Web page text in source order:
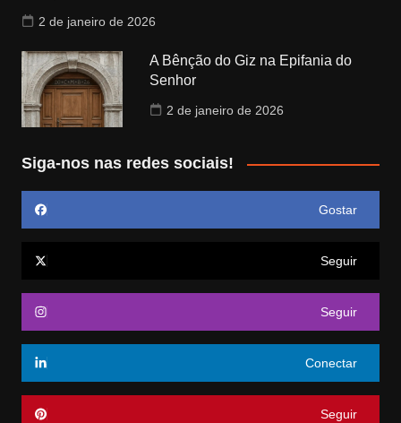
2 de janeiro de 2026
A Bênção do Giz na Epifania do
Senhor
2 de janeiro de 2026
Siga-nos nas redes sociais!
Gostar
Seguir
Seguir
Conectar
Seguir